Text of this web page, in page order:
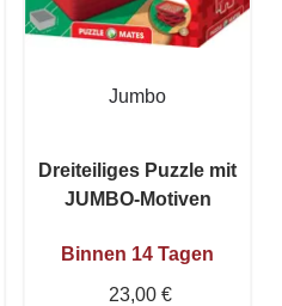
Jumbo
Dreiteiliges Puzzle mit
JUMBO-Motiven
Binnen 14 Tagen
23,00 €